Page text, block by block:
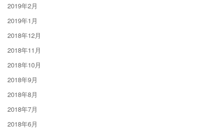
2019年2月
2019年1月
2018年12月
2018年11月
2018年10月
2018年9月
2018年8月
2018年7月
2018年6月